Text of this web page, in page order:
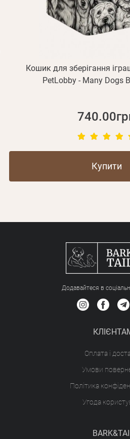
Кошик для зберігання
PetLobby - Many Dogs
Купити
Додавайтеся в
Оплата і
Умови
Політика
Угода
або з
Згадали